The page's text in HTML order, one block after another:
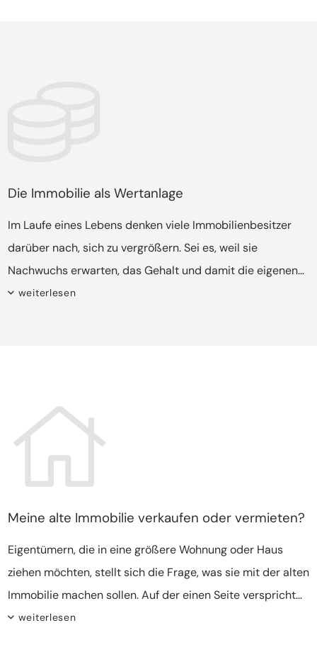
Die Immobilie als Wertanlage
Im Laufe eines Lebens denken viele Immobilienbesitzer
darüber nach, sich zu vergrößern. Sei es, weil sie
Nachwuchs erwarten, das Gehalt und damit die eigenen
Ansprüche gestiegen sind oder weil sie aus der Stadt in
weiterlesen
Meine alte Immobilie verkaufen oder vermieten?
Eigentümern, die in eine größere Wohnung oder Haus
ziehen möchten, stellt sich die Frage, was sie mit der alten
Immobilie machen sollen. Auf der einen Seite verspricht
ein Verkauf eine große, sofort verfügbare Geldsumme,
weiterlesen